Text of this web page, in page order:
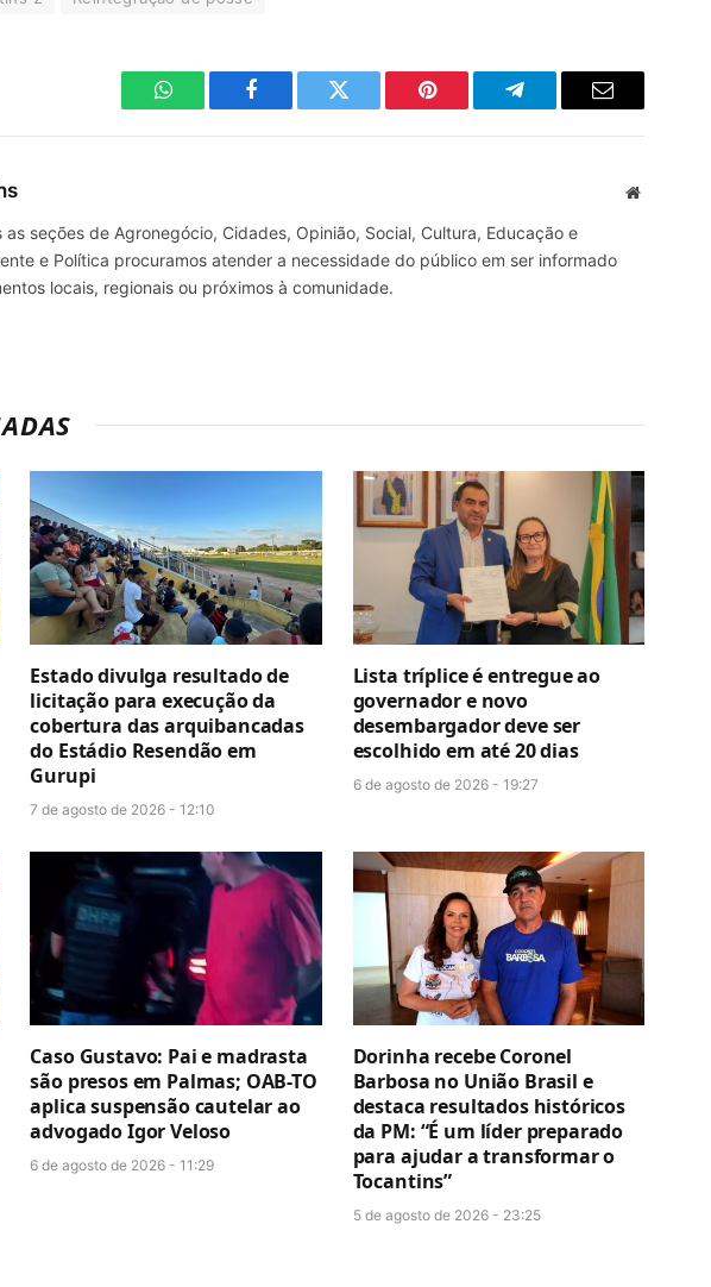
WhatsAppFacebook Twitter Pinterest TelegramaE-
Site
as seções de Agronegócio, Cidades, Opinião, Social, Cultura, Educação e
e Política procuramos atender a necessidade do público em ser informado
locais, regionais ou próximos à comunidade.
Estado divulga resultado de
licitação para execução da
cobertura das arquibancadas
do Estádio Resendão em
Gurupi
7 de agosto de 2026 - 12:10
Lista tríplice é entregue ao
governador e novo
desembargador deve ser
escolhido em até 20 dias
6 de agosto de 2026 - 19:27
Caso Gustavo: Pai e madrasta
são presos em Palmas; OAB-TO
aplica suspensão cautelar ao
advogado Igor Veloso
6 de agosto de 2026 - 11:29
Dorinha recebe Coronel
Barbosa no União Brasil e
destaca resultados históricos
da PM: “É um líder preparado
para ajudar a transformar o
Tocantins”
5 de agosto de 2026 - 23:25